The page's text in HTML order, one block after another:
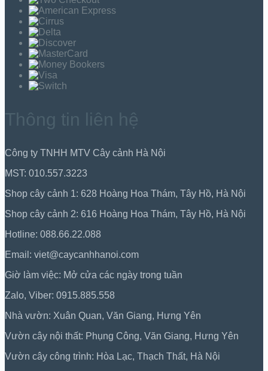
Thông tin liên hệ
Công ty TNHH MTV Cây cảnh Hà Nội
MST: 010.557.3223
Shop cây cảnh 1: 628 Hoàng Hoa Thám, Tây Hồ, Hà Nội
Shop cây cảnh 2: 616 Hoàng Hoa Thám, Tây Hồ, Hà Nội
Hotline: 088.66.22.088
Email: viet@caycanhhanoi.com
Giờ làm việc: Mở cửa các ngày trong tuần
Zalo, Viber: 0915.885.558
Nhà vườn: Xuân Quan, Văn Giang, Hưng Yên
Vườn cây nội thất: Phụng Công, Văn Giang, Hưng Yên
Vườn cây công trình: Hòa Lạc, Thạch Thất, Hà Nội